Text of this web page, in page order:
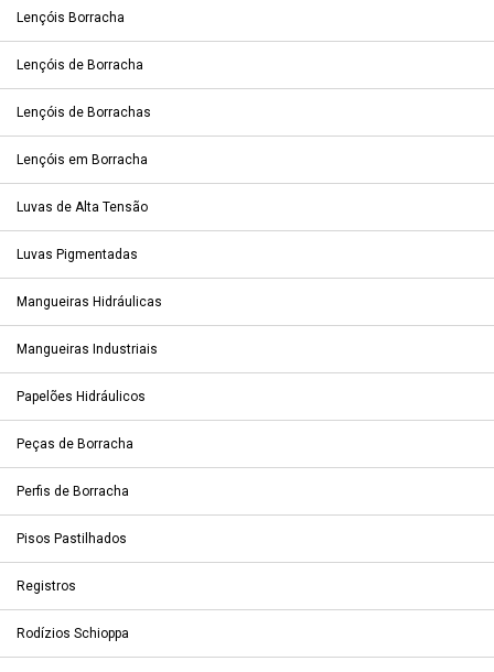
Lençóis Borracha
Lençóis de Borracha
Lençóis de Borrachas
Lençóis em Borracha
Luvas de Alta Tensão
Luvas Pigmentadas
Mangueiras Hidráulicas
Mangueiras Industriais
Papelões Hidráulicos
Peças de Borracha
Perfis de Borracha
Pisos Pastilhados
Registros
Rodízios Schioppa